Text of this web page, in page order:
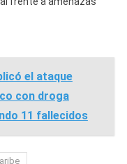
el ataque
con droga
11 fallecidos